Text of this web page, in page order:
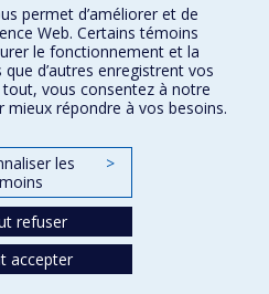
permet d’améliorer et de
Web. Certains témoins
le fonctionnement et la
d’autres enregistrent vos
vous consentez à notre
répondre à vos besoins.
les
>
refuser
accepter